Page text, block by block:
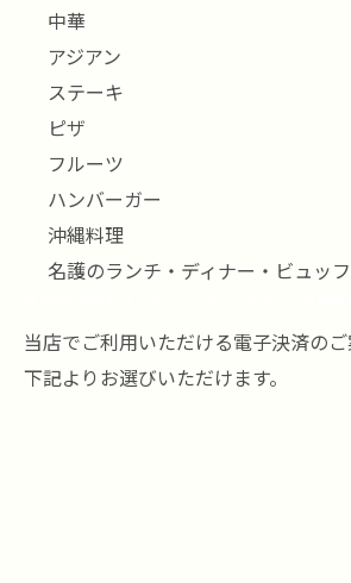
中華
アジアン
ステーキ
ピザ
フルーツ
ハンバーガー
沖縄料理
名護のランチ・ディナー・ビュッ
当店でご利用いただける電子決済の
下記よりお選びいただけます。